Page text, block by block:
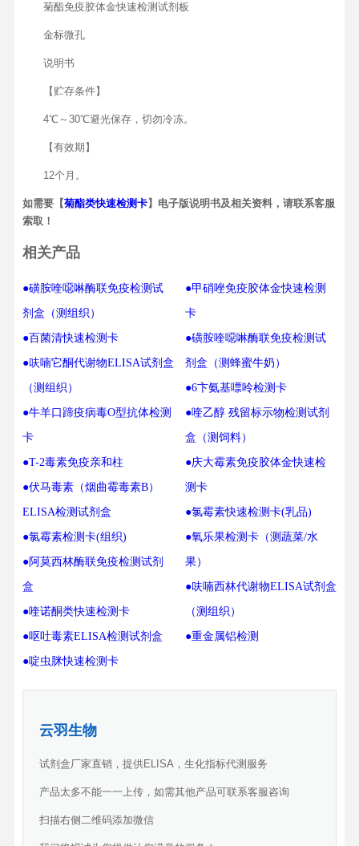
菊酯免疫胶体金快速检测试剂板
金标微孔
说明书
【贮存条件】
4℃～30℃避光保存，切勿冷冻。
【有效期】
12个月。
如需要【菊酯类快速检测卡】电子版说明书及相关资料，请联系客服
索取！
相关产品
●磺胺喹噁啉酶联免疫检测试
剂盒（测组织）
●百菌清快速检测卡
●呋喃它酮代谢物ELISA试剂盒
（测组织）
●牛羊口蹄疫病毒O型抗体检测
卡
●T-2毒素免疫亲和柱
●伏马毒素（烟曲霉毒素B）
ELISA检测试剂盒
●氯霉素检测卡(组织)
●阿莫西林酶联免疫检测试剂
盒
●喹诺酮类快速检测卡
●呕吐毒素ELISA检测试剂盒
●啶虫脒快速检测卡
●甲硝唑免疫胶体金快速检测
卡
●磺胺喹噁啉酶联免疫检测试
剂盒（测蜂蜜牛奶）
●6卞氨基嘌呤检测卡
●喹乙醇 残留标示物检测试剂
盒（测饲料）
●庆大霉素免疫胶体金快速检
测卡
●氯霉素快速检测卡(乳品)
●氧乐果检测卡（测蔬菜/水
果）
●呋喃西林代谢物ELISA试剂盒
（测组织）
●重金属铝检测
云羽生物
试剂盒厂家直销，提供ELISA，生化指标代测服务
产品太多不能一一上传，如需其他产品可联系客服咨询
扫描右侧二维码添加微信